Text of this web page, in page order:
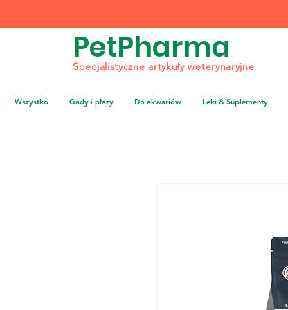
PetPharma
Specjalistyczne artykuły weterynaryjne
Wszystko Gady i płazy Do akwariów Leki & Suplementy